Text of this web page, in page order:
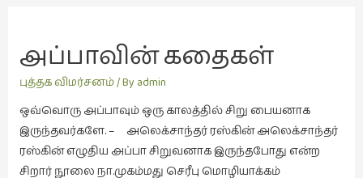
அப்பாவின் கதைகள்
புத்தக விமர்சனம்/ By admin
ஒவ்வொரு அப்பாவும் ஒரு காலத்தில் சிறு பையனாக
இருந்தவர்களே. – அலெக்சாந்தர் ரஸ்கின் அலெக்சாந்தர்
ரஸ்கின் எழுதிய அப்பா சிறுவனாக இருந்தபோது என்ற
சிறார் நூலை நா.முகம்மது செரீபு மொழியாக்கம்